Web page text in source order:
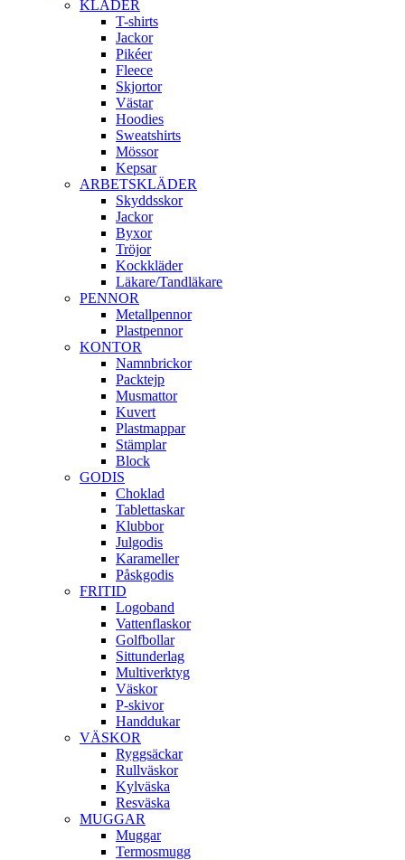
KLÄDER
T-shirts
Jackor
Pikéer
Fleece
Skjortor
Västar
Hoodies
Sweatshirts
Mössor
Kepsar
ARBETSKLÄDER
Skyddsskor
Jackor
Byxor
Tröjor
Kockkläder
Läkare/Tandläkare
PENNOR
Metallpennor
Plastpennor
KONTOR
Namnbrickor
Packtejp
Musmattor
Kuvert
Plastmappar
Stämplar
Block
GODIS
Choklad
Tablettaskar
Klubbor
Julgodis
Karameller
Påskgodis
FRITID
Logoband
Vattenflaskor
Golfbollar
Sittunderlag
Multiverktyg
Väskor
P-skivor
Handdukar
VÄSKOR
Ryggsäckar
Rullväskor
Kylväska
Resväska
MUGGAR
Muggar
Termosmugg